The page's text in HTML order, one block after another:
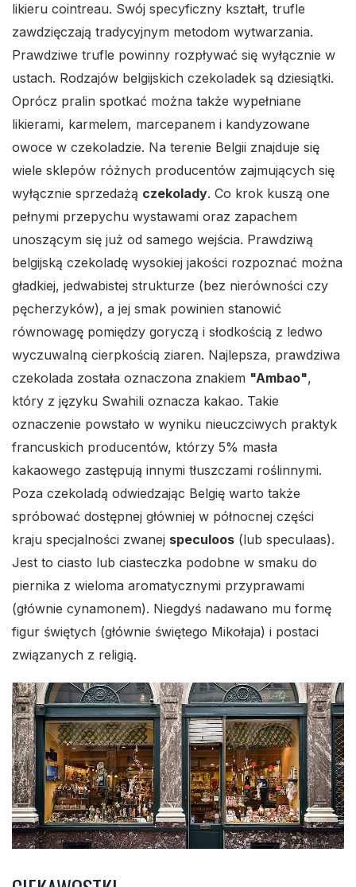
likieru cointreau. Swój specyficzny kształt, trufle
zawdzięczają tradycyjnym metodom wytwarzania.
Prawdziwe trufle powinny rozpływać się wyłącznie w
ustach. Rodzajów belgijskich czekoladek są dziesiątki.
Oprócz pralin spotkać można także wypełniane
likierami, karmelem, marcepanem i kandyzowane
owoce w czekoladzie. Na terenie Belgii znajduje się
wiele sklepów różnych producentów zajmujących się
wyłącznie sprzedażą czekolady. Co krok kuszą one
pełnymi przepychu wystawami oraz zapachem
unoszącym się już od samego wejścia. Prawdziwą
belgijską czekoladę wysokiej jakości rozpoznać można
gładkiej, jedwabistej strukturze (bez nierówności czy
pęcherzyków), a jej smak powinien stanowić
równowagę pomiędzy goryczą i słodkością z ledwo
wyczuwalną cierpkością ziaren. Najlepsza, prawdziwa
czekolada została oznaczona znakiem "Ambao",
który z języku Swahili oznacza kakao. Takie
oznaczenie powstało w wyniku nieuczciwych praktyk
francuskich producentów, którzy 5% masła
kakaowego zastępują innymi tłuszczami roślinnymi.
Poza czekoladą odwiedzając Belgię warto także
spróbować dostępnej główniej w północnej części
kraju specjalności zwanej speculoos (lub speculaas).
Jest to ciasto lub ciasteczka podobne w smaku do
piernika z wieloma aromatycznymi przyprawami
(głównie cynamonem). Niegdyś nadawano mu formę
figur świętych (głównie świętego Mikołaja) i postaci
związanych z religią.